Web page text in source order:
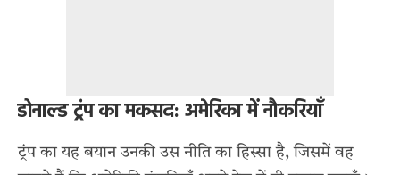
डोनाल्ड ट्रंप का मकसद: अमेरिका में नौकरियाँ
ट्रंपका यह बयान उनकी उस नीति का हिस्सा है, जिसमें वह